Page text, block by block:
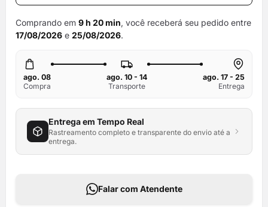
Comprando em 9 h 20 min, você receberá seu pedido entre
17/08/2026 e 25/08/2026.
ago. 08
Compra
ago. 10 - 14
Transporte
ago. 17 - 25
Entrega
Entrega em Tempo Real
Rastreamento completo e transparente do envio até a
entrega.
Falar com Atendente